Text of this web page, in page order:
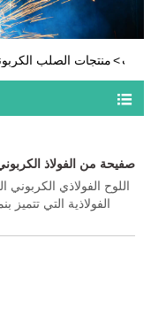
>منتجات الصلب

صفيحة من الفولاذ
اللوح الفولاذي
الفولاذية التي
باسم النقش، والتي